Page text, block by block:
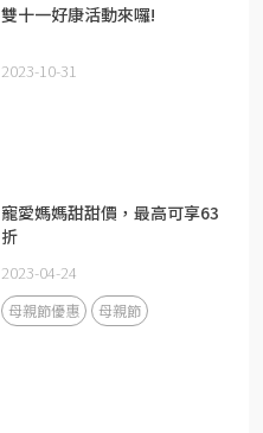
雙十一好康活動來囉!
2023-10-31
寵愛媽媽甜甜價，最高可享63
折
2023-04-24
母親節優惠 母親節